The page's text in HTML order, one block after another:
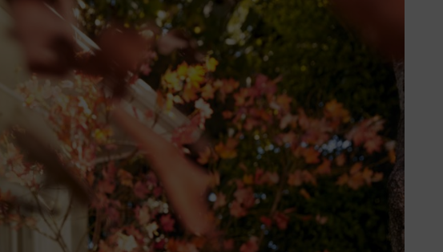
va falciato. Quando la temperatura del
invernale.
vengano spinti dal peso della neve a terra e
In questo modo i residui di taglio non devono
quindi durante l'ultimo taglio i residui non